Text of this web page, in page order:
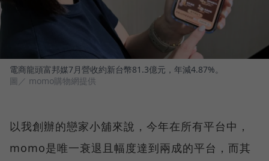
電商龍頭富邦媒7月營收約新台幣81.3億元，年減4.87%。
圖／ momo購物網提供
以我創辦的戀家小舖來說，今年在所有平台中，
momo是唯一衰退且幅度達到兩成的平台，而其